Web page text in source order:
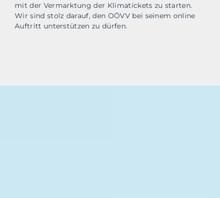
mit der Vermarktung der Klimatickets zu starten.
Wir sind stolz darauf, den OÖVV bei seinem online
Auftritt unterstützen zu dürfen.